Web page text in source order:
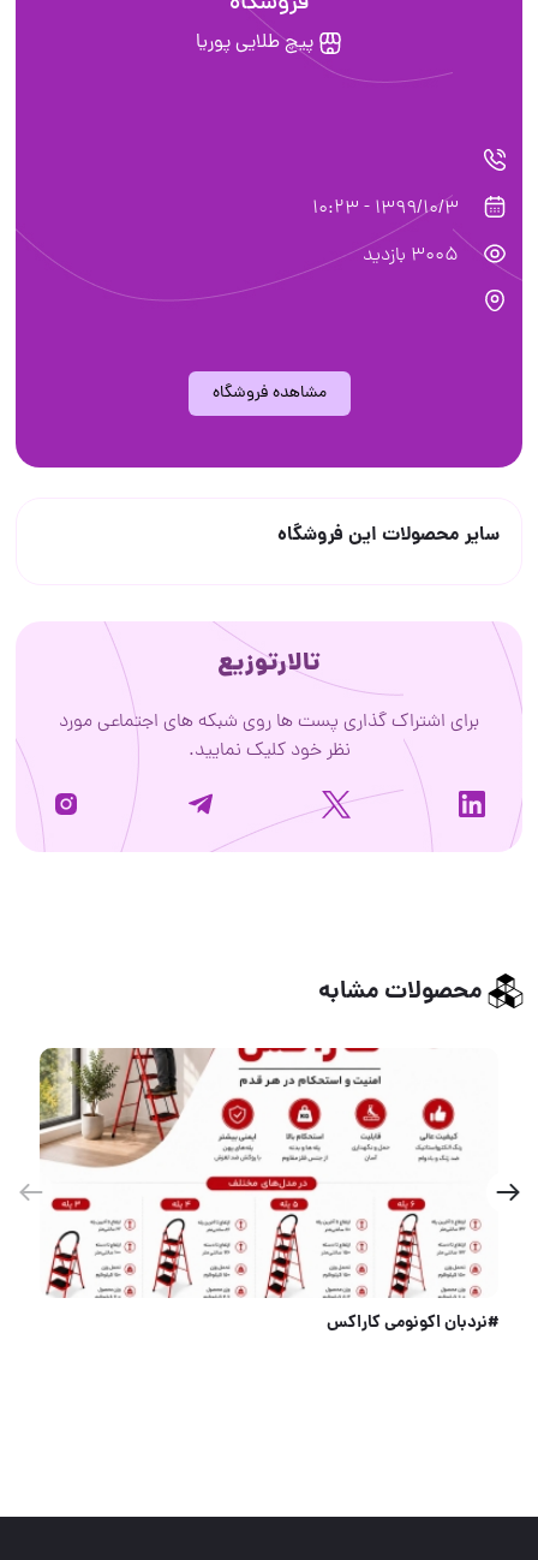
پیچ طلایی پوریا
1399/10/3 - 10:23
3005 بازدید
مشاهده فروشگاه
سایر محصولات این فروشگاه
تالارتوزیع
برای اشتراک گذاری پست ها روی شبکه های اجتماعی مورد
نظر خود کلیک نمایید.
محصولات مشابه